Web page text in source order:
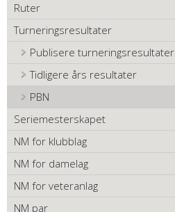
Ruter
Turneringsresultater
Publisere turneringsresultater
Tidligere års resultater
PBN
Seriemesterskapet
NM for klubblag
NM for damelag
NM for veteranlag
NM par